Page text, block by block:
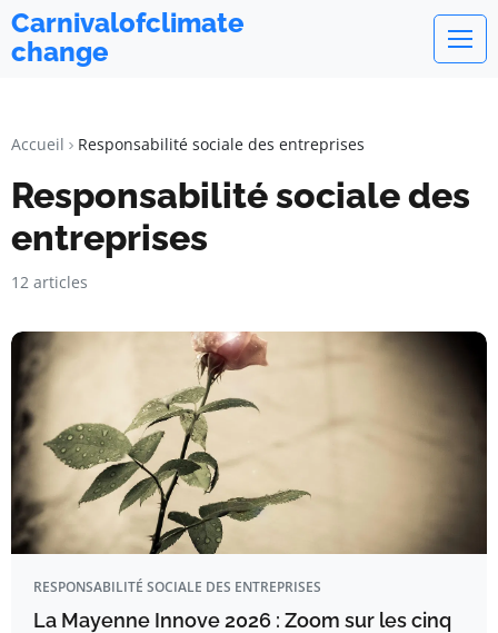
Carnivalofclimate
change
Accueil Responsabilité sociale des entreprises
Responsabilité sociale des
entreprises
12 articles
RESPONSABILITÉ SOCIALE DES ENTREPRISES
La Mayenne Innove 2026 : Zoom sur les cinq